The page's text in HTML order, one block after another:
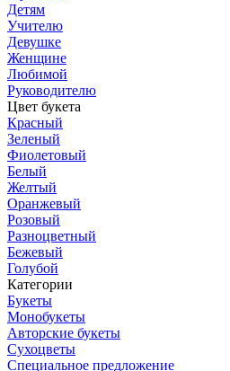
Детям
Учителю
Девушке
Женщине
Любимой
Руководителю
Цвет букета
Красный
Зеленый
Фиолетовый
Белый
Желтый
Оранжевый
Розовый
Разноцветный
Бежевый
Голубой
Категории
Букеты
Монобукеты
Авторские букеты
Сухоцветы
Специальное предложение